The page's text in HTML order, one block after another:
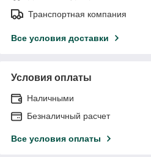
Транспортная компания
Все условия доставки
Условия оплаты
Наличными
Безналичный расчет
Все условия оплаты